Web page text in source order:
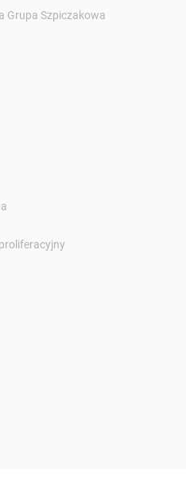
Grupa Szpiczakowa